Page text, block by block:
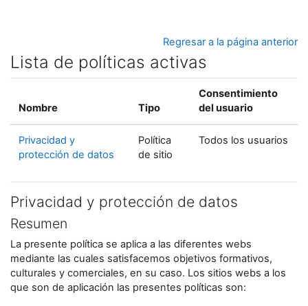
Regresar a la página anterior
Lista de políticas activas
Nombre Tipo
Consentimiento
del usuario
Privacidad y
protección de datos
Política
de sitio
Todos los usuarios
Privacidad y protección de datos
Resumen
La presente política se aplica a las diferentes webs
mediante las cuales satisfacemos objetivos formativos,
culturales y comerciales, en su caso. Los sitios webs a los
que son de aplicación las presentes políticas son: